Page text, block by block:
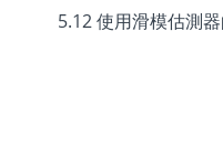
5.12 使用滑模估測